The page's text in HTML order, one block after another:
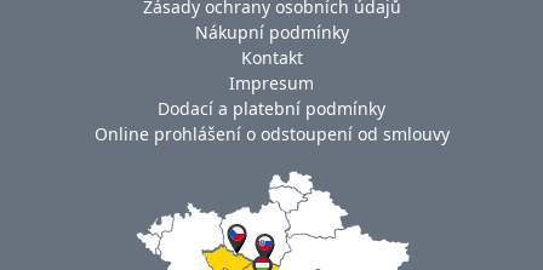
Zásady ochrany osobních údajů
Nákupní podmínky
Kontakt
Impresum
Dodací a platební podmínky
Online prohlášení o odstoupení od smlouvy